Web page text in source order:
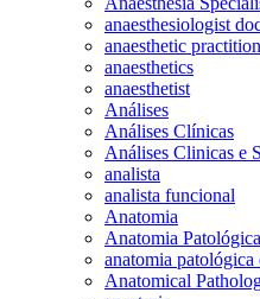
anaesthesiologist
anaesthetic
anaesthetics
anaesthetist
Análises
Análises Clínicas
Análises Clinicas e
analista
analista funcional
Anatomia
Anatomia Patológica
anatomia
Anatomical